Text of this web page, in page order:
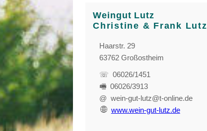
Weingut Lutz
Christine & Frank Lutz
Haarstr. 29
63762 Großostheim
☏ 06026/1451
🖷 06026/3913
@ wein-gut-lutz@t-online.de
www.wein-gut-lutz.de